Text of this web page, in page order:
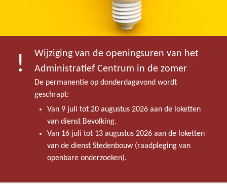
Wijziging van de openingsuren van het
Administratief Centrum in de zomer
De permanentie op donderdagavond wordt
geschrapt:
Van 9 juli tot 20 augustus 2026 aan de loketten
van dienst Bevolking.
Van 16 juli tot 13 augustus 2026 aan de loketten
van de dienst Stedenbouw (raadpleging van
openbare onderzoeken).